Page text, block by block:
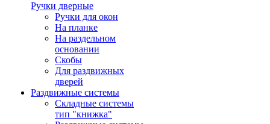
Ручки дверные
Ручки для окон
На планке
На раздельном
основании
Скобы
Для раздвижных
дверей
Раздвижные системы
Складные системы
тип "книжка"